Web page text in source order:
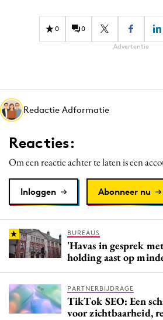
Effectiviteit
Gedragsverandering
Martech
Media
PR
Programmatic
Reputatie & crisis
0 0
Advertentie
Redactie Adformatie
Reacties:
Om een reactie achter te laten is een
Inloggen Abonneer nu
BUREAUS
'Havas in gesprek
holding aast op
PARTNERBIJDRAGE
TikTok SEO: Een
voor zichtbaarheid,